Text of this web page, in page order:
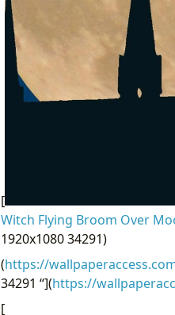
[
Witch Flying Broom Over
1920x1080 34291)
(https://
34291 “](https://
[